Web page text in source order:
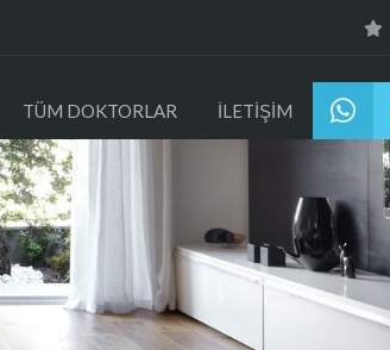
TÜM DOKTORLAR İLETİŞİM